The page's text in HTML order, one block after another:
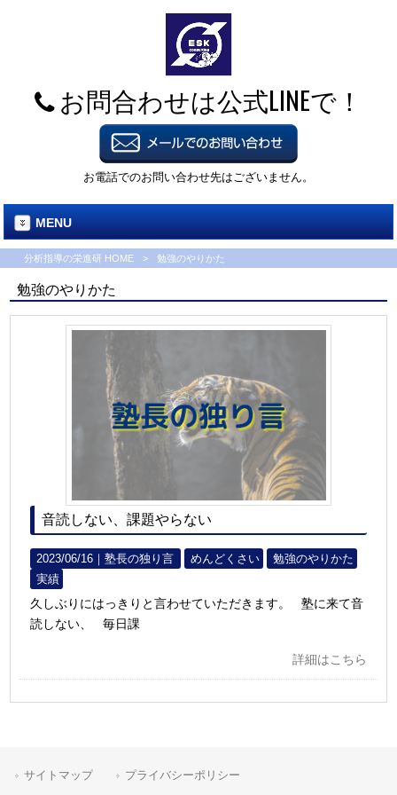
お問合わせは公式LINEで！
お電話でのお問い合わせ先はございません。
MENU
分析指導の栄進研 HOME > 勉強のやりかた
勉強のやりかた
音読しない、課題やらない
2023/06/16｜塾長の独り言 めんどくさい
勉強のやりかた
実績
久しぶりにはっきりと言わせていただきます。 塾に来て音
読しない、 毎日課
詳細はこちら
サイトマップ プライバシーポリシー